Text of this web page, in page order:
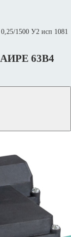
1500 У2 исп 1081
АИРЕ 63В4